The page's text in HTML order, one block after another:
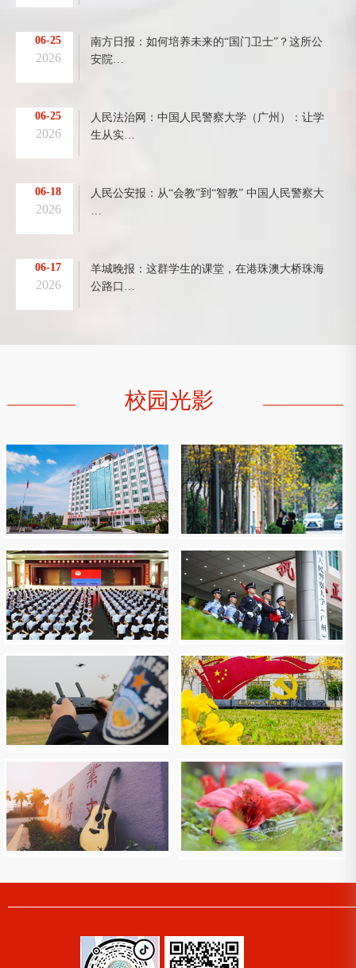
06-25
2026
南方日报：如何培养未来的“国门卫士”？这所公
安院…
06-25
2026
人民法治网：中国人民警察大学（广州）：让学
生从实…
06-18
2026
人民公安报：从“会教”到“智教” 中国人民警察大
06-17
2026
羊城晚报：这群学生的课堂，在港珠澳大桥珠海
公路口…
校园光影
校园光影
校园光影
校园光影